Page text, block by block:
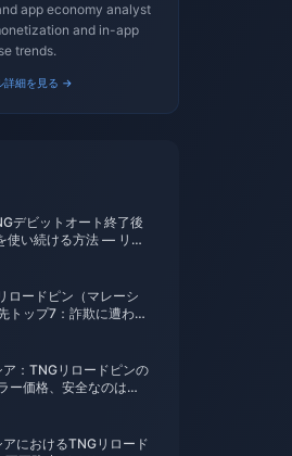
app economy analyst
and in-app
trends.
詳細を見る →
デビットオート終了後
使い続ける方法 — リロ
ロードピン（マレーシ
トップ7：詐欺に遭わな
：TNGリロードピンの
ー価格、安全なのはど
におけるTNGリロード